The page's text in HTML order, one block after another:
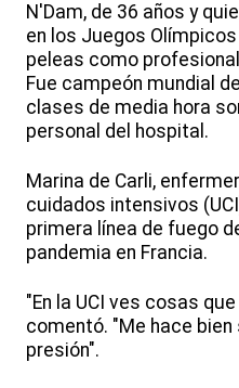
N'Dam, de 36 años y
en los Juegos Olímpicos
peleas como
Fue campeón mundial
clases de media hora
personal del hospital.
Marina de Carli,
cuidados intensivos
primera línea de fuego
pandemia en Francia.
"En la UCI ves cosas
comentó. "Me hace
presión".